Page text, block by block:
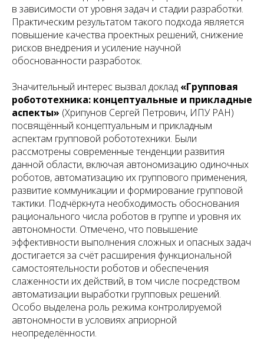
в зависимости от уровня задач и стадии разработки.
Практическим результатом такого подхода является
повышение качества проектных решений, снижение
рисков внедрения и усиление научной
обоснованности разработок.
Значительный интерес вызвал доклад «Групповая
робототехника: концептуальные и прикладные
аспекты» (Хрипунов Сергей Петрович, ИПУ РАН)
посвящённый концептуальным и прикладным
аспектам групповой робототехники. Были
рассмотрены современные тенденции развития
данной области, включая автономизацию одиночных
роботов, автоматизацию их группового применения,
развитие коммуникации и формирование групповой
тактики. Подчёркнута необходимость обоснования
рационального числа роботов в группе и уровня их
автономности. Отмечено, что повышение
эффективности выполнения сложных и опасных задач
достигается за счёт расширения функциональной
самостоятельности роботов и обеспечения
слаженности их действий, в том числе посредством
автоматизации выработки групповых решений.
Особо выделена роль режима контролируемой
автономности в условиях априорной
неопределённости.